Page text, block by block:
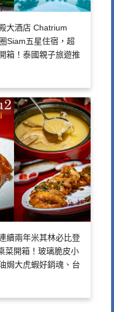
大酒店 Chatrium
Siam五星住宿，超
箱！泰國親子旅遊推
續兩年米其林必比登
菜開箱！玻璃脆皮小
焗大虎蝦好銷魂、台